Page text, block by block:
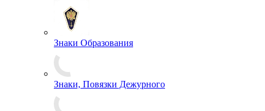
Знаки Образования
Знаки, Повязки Дежурного